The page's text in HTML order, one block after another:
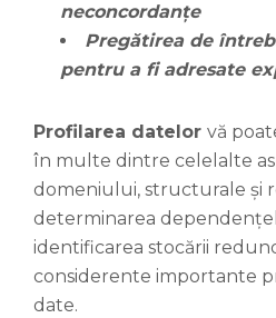
neconcordanțe
Pregătirea de
pentru a fi adresate
Profilarea datelor vă
în multe dintre celelalte
domeniului, structurale și
determinarea
identificarea stocării
considerente importante
date.